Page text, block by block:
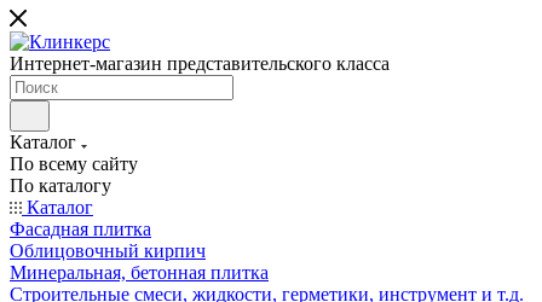
Интернет-магазин представительского класса
Каталог
По всему сайту
По каталогу
Каталог
Фасадная плитка
Облицовочный кирпич
Минеральная, бетонная плитка
Строительные смеси, жидкости, герметики, инструмент и т.д.